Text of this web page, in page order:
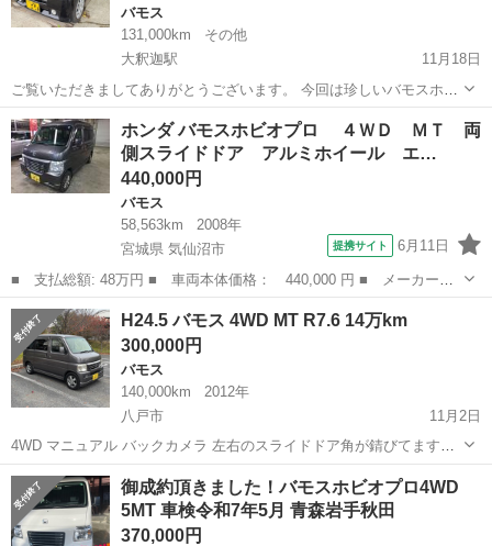
バモス
131,000km
その他
大釈迦駅
11月18日
ご覧いただきましてありがとうございます。 今回は珍しいバモスホビ
オATターボの出品です！ ホビオなのでハイルーフなので荷室も十分広
いです。 現在、字光式ナンバーです。 初年度登録 平成17年2月 車...
青森 青森市 大釈迦駅 バモス バモスホビオ
ホンダ バモスホビオプロ ４ＷＤ ＭＴ 両
側スライドドア アルミホイール エ…
440,000円
バモス
58,563km
2008年
宮城県 気仙沼市
提携サイト 6月11日
■ 支払総額: 48万円 ■ 車両本体価格： 440,000 円 ■ メーカー
名： ホンダ ■ 車種名： バモスホビオプロ ■ グレード名：
４ＷＤ ＭＴ 両側スライドドア アルミホイール エアコン パワ
ーウィンドウ 運...
宮城 気仙沼市
H24.5 バモス 4WD MT R7.6 14万km
300,000円
バモス
140,000km
2012年
八戸市
11月2日
4WD マニュアル バックカメラ 左右のスライドドア角が錆びてます。
下廻りは綺麗な方です。 約14万km タイベル済み 現車確認お願い致し
ます。 八戸ナンバーの方のみ名義変更込み 即渡し可能です。 現在2名
検討中 最終値下げ
青森 八戸市 バモス スライドドア
御成約頂きました！バモスホビオプロ4WD
5MT 車検令和7年5月 青森岩手秋田
370,000円